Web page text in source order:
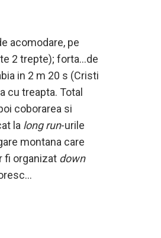
acomodare, pe
2 trepte); forta…de
in 2 m 20 s (Cristi
cu treapta. Total
coborarea si
la long run-urile
montana care
fi organizat down